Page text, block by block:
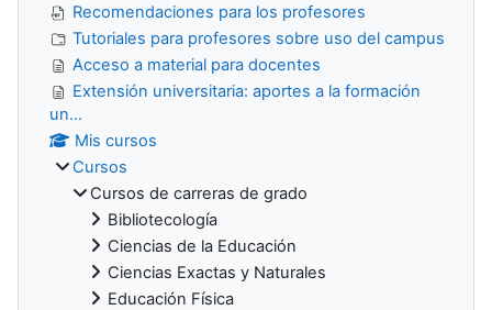
Recomendaciones para los profesores
Tutoriales para profesores sobre uso del campus
Acceso a material para docentes
Extensión universitaria: aportes a la formación
un...
Mis cursos
Cursos
Cursos de carreras de grado
Bibliotecología
Ciencias de la Educación
Ciencias Exactas y Naturales
Educación Física